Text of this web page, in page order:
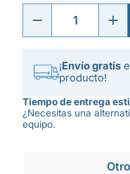
¡Envío gratis
producto!
Tiempo de entrega
¿Necesitas una
equipo.